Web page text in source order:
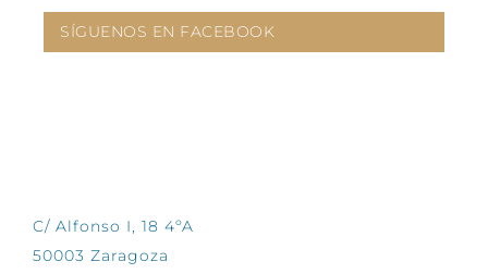
SÍGUENOS EN FACEBOOK
C/ Alfonso I, 18 4ºA
50003 Zaragoza